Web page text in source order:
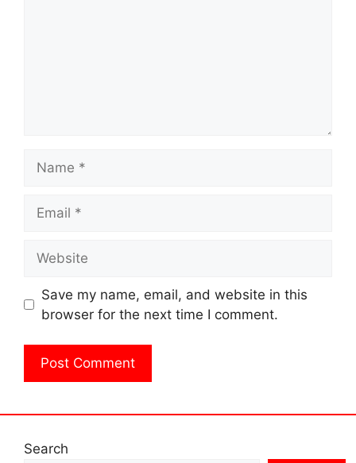
Save my name, email, and website in this
browser for the next time I comment.
Search